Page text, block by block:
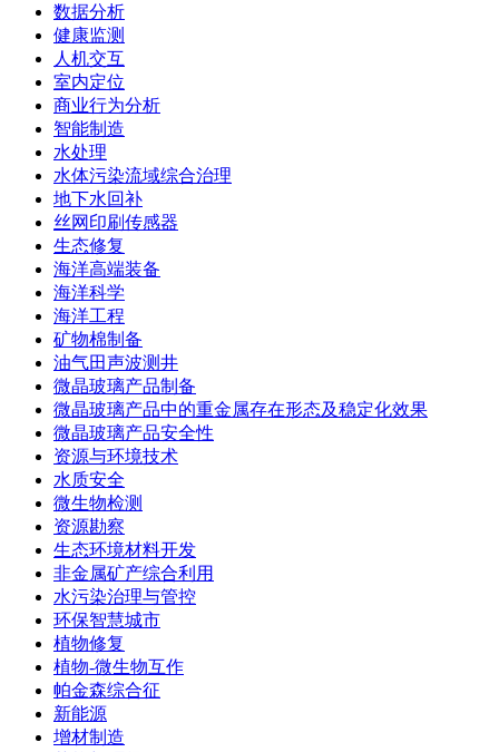
数据分析
健康监测
人机交互
室内定位
商业行为分析
智能制造
水处理
水体污染流域综合治理
地下水回补
丝网印刷传感器
生态修复
海洋高端装备
海洋科学
海洋工程
矿物棉制备
油气田声波测井
微晶玻璃产品制备
微晶玻璃产品中的重金属存在形态及稳定化效果
微晶玻璃产品安全性
资源与环境技术
水质安全
微生物检测
资源勘察
生态环境材料开发
非金属矿产综合利用
水污染治理与管控
环保智慧城市
植物修复
植物-微生物互作
帕金森综合征
新能源
增材制造